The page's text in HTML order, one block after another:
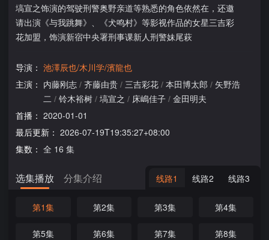
塙宣之饰演的驾驶刑警奥野亲道等熟悉的角色依然在，还邀
请出演《与我跳舞》、《犬鸣村》等影视作品的女星三吉彩
花加盟，饰演新宿中央署刑事课新人刑警妹尾萩
导演： 池澤辰也/木川学/濱龍也
主演： 内藤刚志 / 齐藤由贵 / 三吉彩花 / 本田博太郎 / 矢野浩
二 / 铃木裕树 / 塙宣之 / 床嶋佳子 / 金田明夫
首播： 2020-01-01
最后更新： 2026-07-19T19:35:27+08:00
集数： 全 16 集
选集播放 分集介绍 线路1 线路2 线路3
第1集 第2集 第3集 第4集
第5集 第6集 第7集 第8集